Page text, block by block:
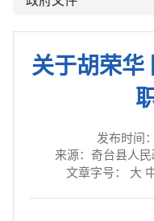
关于胡荣华
发布时间
来源：奇台县人
文章字号： 大